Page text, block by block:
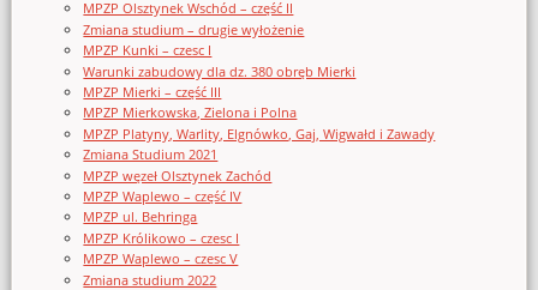
MPZP Olsztynek Wschód – część II
Zmiana studium – drugie wyłożenie
MPZP Kunki – czesc I
Warunki zabudowy dla dz. 380 obręb Mierki
MPZP Mierki – część III
MPZP Mierkowska, Zielona i Polna
MPZP Platyny, Warlity, Elgnówko, Gaj, Wigwałd i Zawady
Zmiana Studium 2021
MPZP węzeł Olsztynek Zachód
MPZP Waplewo – część IV
MPZP ul. Behringa
MPZP Królikowo – czesc I
MPZP Waplewo – czesc V
Zmiana studium 2022